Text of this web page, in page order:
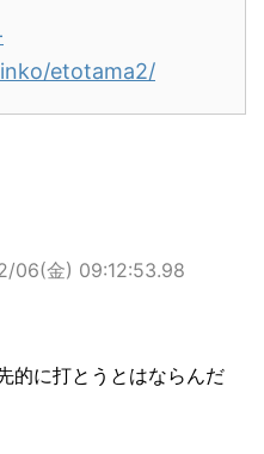
etotama2/
06(金) 09:12:53.98
的に打とうとはならんだ